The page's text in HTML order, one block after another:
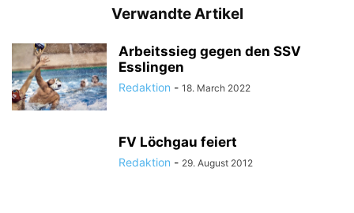
Verwandte Artikel
Arbeitssieg gegen den SSV
Esslingen
Redaktion - 18. March 2022
FV Löchgau feiert
Redaktion - 29. August 2012